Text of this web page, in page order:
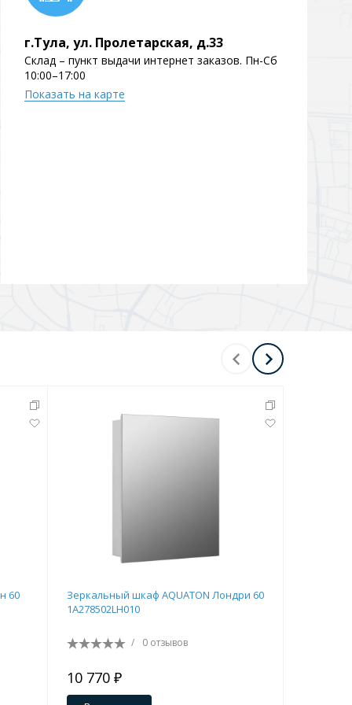
г.Тула, ул. Пролетарская, д.33
Склад – пункт выдачи интернет заказов. Пн-Сб
10:00–17:00
Показать на карте
60
Зеркальный шкаф AQUATON Лондри 60
1A278502LH010
/ 0 отзывов
10 770 ₽